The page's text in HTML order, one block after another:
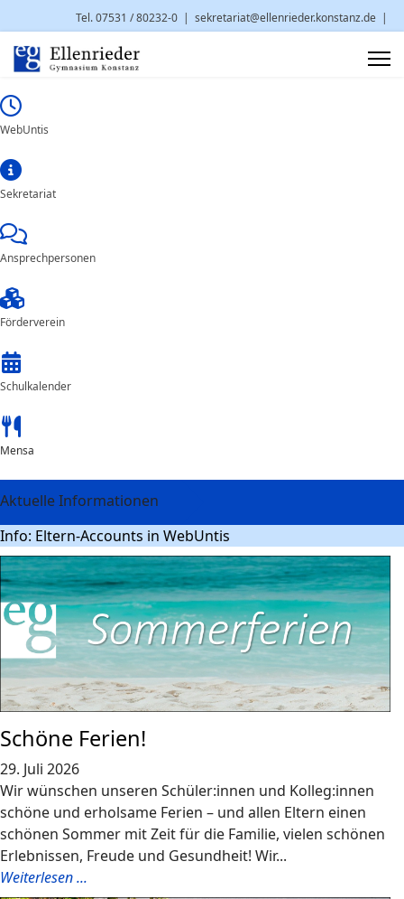
Tel. 07531 / 80232-0 | sekretariat@ellenrieder.konstanz.de |
Brauneggerstr. 29 | 78462 Konstanz
WebUntis
Sekretariat
Ansprechpersonen
Förderverein
Schulkalender
Mensa
Aktuelle Informationen
Info: Eltern-Accounts in WebUntis
Schöne Ferien!
29. Juli 2026
Wir wünschen unseren Schüler:innen und Kolleg:innen
schöne und erholsame Ferien – und allen Eltern einen
schönen Sommer mit Zeit für die Familie, vielen schönen
Erlebnissen, Freude und Gesundheit! Wir...
Weiterlesen ...